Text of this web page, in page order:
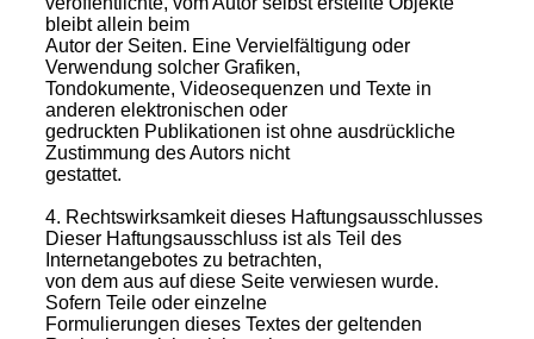
bleibt allein beim
Autor der Seiten. Eine Vervielfältigung oder
Verwendung solcher Grafiken,
Tondokumente, Videosequenzen und Texte in
anderen elektronischen oder
gedruckten Publikationen ist ohne ausdrückliche
Zustimmung des Autors nicht
gestattet.
4. Rechtswirksamkeit dieses Haftungsausschlusses
Dieser Haftungsausschluss ist als Teil des
Internetangebotes zu betrachten,
von dem aus auf diese Seite verwiesen wurde.
Sofern Teile oder einzelne
Formulierungen dieses Textes der geltenden